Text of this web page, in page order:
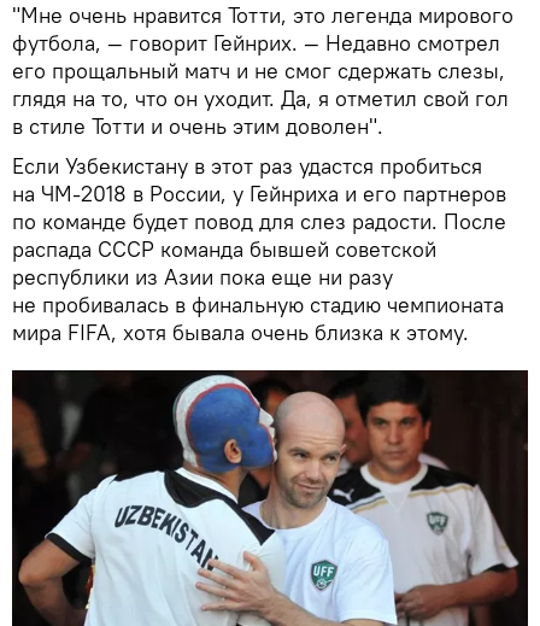
"Мне очень нравится Тотти, это легенда мирового
футбола, — говорит Гейнрих. — Недавно смотрел
его прощальный матч и не смог сдержать слезы,
глядя на то, что он уходит. Да, я отметил свой гол
в стиле Тотти и очень этим доволен".
Если Узбекистану в этот раз удастся пробиться
на ЧМ-2018 в России, у Гейнриха и его партнеров
по команде будет повод для слез радости. После
распада СССР команда бывшей советской
республики из Азии пока еще ни разу
не пробивалась в финальную стадию чемпионата
мира FIFA, хотя бывала очень близка к этому.